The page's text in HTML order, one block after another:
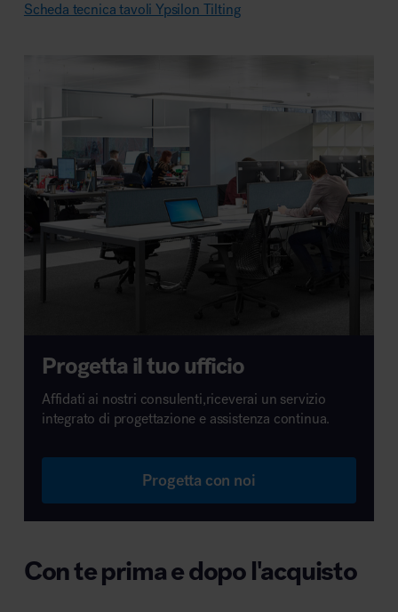
Scheda tecnica tavoli Ypsilon Tilting
Progetta il tuo ufficio
Affidati ai nostri consulenti,riceverai un servizio
integrato di progettazione e assistenza continua.
Progetta con noi
Con te prima e dopo l'acquisto